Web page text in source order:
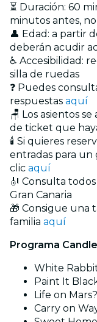
⏳ Duración: 60
minutos antes,
👤 Edad: a partir
deberán acudir
♿ Accesibilidad:
silla de ruedas
❓ Puedes
respuestas aquí
🪑 Los asientos
de ticket que
🕯️ Si quieres
entradas para un
clic aquí
🎻 Consulta
Gran Canaria
🎁 Consigue una
familia aquí
Programa
White
Paint It
Life on
Carry on